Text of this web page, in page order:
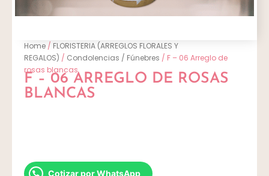
Home / FLORISTERIA (ARREGLOS FLORALES Y
REGALOS) / Condolencias / Fúnebres / F – 06 Arreglo de
rosas blancas
F – 06 ARREGLO DE ROSAS
BLANCAS
Cotizar por WhatsApp